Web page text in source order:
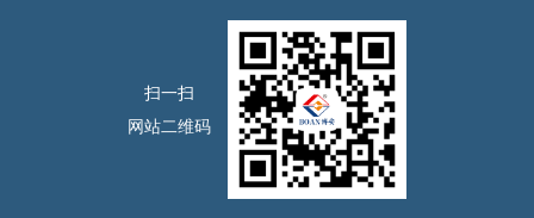
扫一扫
网站二维码